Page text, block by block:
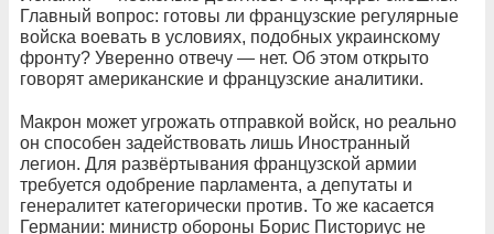
Главный вопрос: готовы ли французские регулярные
войска воевать в условиях, подобных украинскому
фронту? Уверенно отвечу — нет. Об этом открыто
говорят американские и французские аналитики.
Макрон может угрожать отправкой войск, но реально
он способен задействовать лишь Иностранный
легион. Для развёртывания французской армии
требуется одобрение парламента, а депутаты и
генералитет категорически против. То же касается
Германии: министр обороны Борис Писториус не